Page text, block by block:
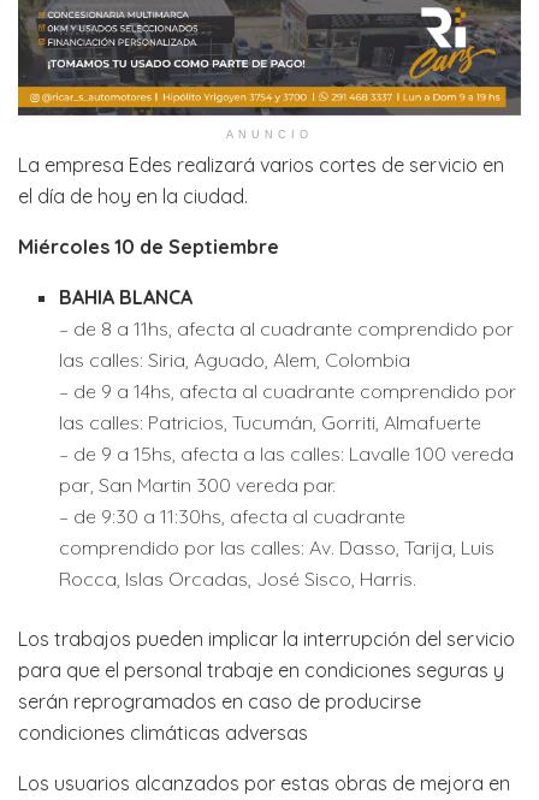
ANUNCIO
La empresa Edes realizará varios cortes de servicio en
el día de hoy en la ciudad.
Miércoles 10 de Septiembre
BAHIA BLANCA
– de 8 a 11hs, afecta al cuadrante comprendido por
las calles: Siria, Aguado, Alem, Colombia
– de 9 a 14hs, afecta al cuadrante comprendido por
las calles: Patricios, Tucumán, Gorriti, Almafuerte
– de 9 a 15hs, afecta a las calles: Lavalle 100 vereda
par, San Martin 300 vereda par.
– de 9:30 a 11:30hs, afecta al cuadrante
comprendido por las calles: Av. Dasso, Tarija, Luis
Rocca, Islas Orcadas, José Sisco, Harris.
Los trabajos pueden implicar la interrupción del servicio
para que el personal trabaje en condiciones seguras y
serán reprogramados en caso de producirse
condiciones climáticas adversas
Los usuarios alcanzados por estas obras de mejora en